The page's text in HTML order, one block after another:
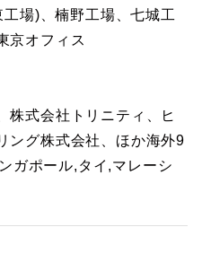
場)、楠野工場、七城工
京オフィス
株式会社トリニティ、ヒ
ング株式会社、ほか海外9
ガポール,タイ,マレーシ